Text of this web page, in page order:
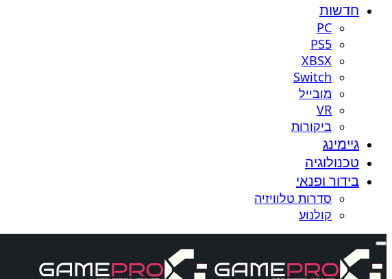
חדשות
PC
PS5
XBSX
Switch
מובייל
VR
ביקורות
גיימינג
טכנולוגיה
בידור ופנאי
סדרות טלוויזיה
קולנוע